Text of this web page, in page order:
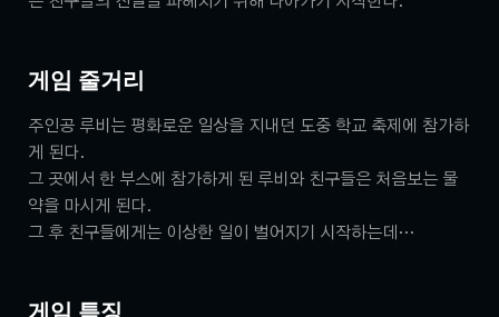
게임 줄거리
주인공 루비는 평화로운 일상을 지내던 도중 학교 축제에 참가하
게 된다.
그 곳에서 한 부스에 참가하게 된 루비와 친구들은 처음보는 물
약을 마시게 된다.
그 후 친구들에게는 이상한 일이 벌어지기 시작하는데…